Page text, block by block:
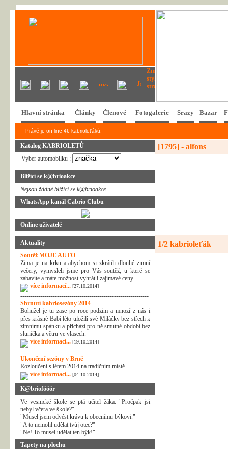
Hlavní stránka Články Členové Fotogalerie Srazy Bazar
Právě je on-line 46 kabrioleťáků.
Katalog KABRIOLETŮ
Vyber automobilku :
Blížící se k@brioakce
Nejsou žádné blížící se k@brioakce.
WhatsApp kanál Cabrio Clubu
Online uživatelé
Aktuality
Soutěž MOJE AUTO
Zima je na krku a abychom si zkrátili dlouhé zimní
večery, vymysleli jsme pro Vás soutěž, u které se
zabavíte a máte možnost vyhrát i zajímavé ceny.
více informací... [27.10.2014]
---------------------------------------------------------------
Shrnutí kabriosezóny 2014
Bohužel je tu zase po roce podzim a mnozí z nás i
přes krásné Babí léto uložili své Miláčky bez střech k
zimnímu spánku a přichází pro ně smutné období bez
sluníčka a větru ve vlasech.
více informací... [19.10.2014]
---------------------------------------------------------------
Ukončení sezóny v Brně
Rozloučení s létem 2014 na tradičním místě.
více informací... [04.10.2014]
K@briofóóór
Ve vesnické škole se ptá učitel žáka: "Pročpak jsi
nebyl včera ve škole?"
"Musel jsem odvést krávu k obecnímu býkovi."
"A to nemohl udělat tvúj otec?"
"Ne! To musel udělat ten býk!"
Tapety na plochu
[1795] - alfons
1/2 kabrioleťák